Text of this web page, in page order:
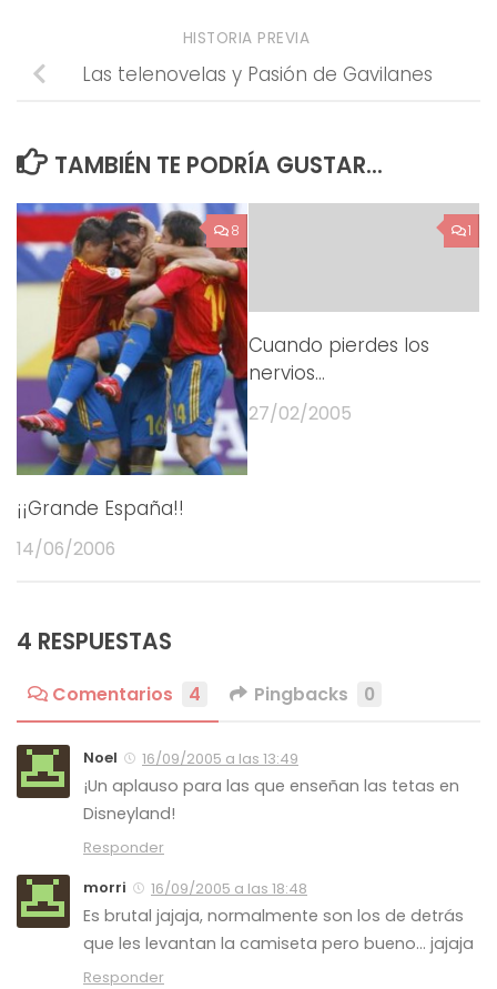
HISTORIA PREVIA
Las telenovelas y Pasión de Gavilanes
TAMBIÉN TE PODRÍA GUSTAR...
8
¡¡Grande España!!
14/06/2006
1
Cuando pierdes los
nervios…
27/02/2005
4 RESPUESTAS
Comentarios 4 Pingbacks 0
Noel 16/09/2005 a las 13:49
¡Un aplauso para las que enseñan las tetas en
Disneyland!
Responder
morri
16/09/2005 a las 18:48
Es brutal jajaja, normalmente son los de detrás
que les levantan la camiseta pero bueno… jajaja
Responder